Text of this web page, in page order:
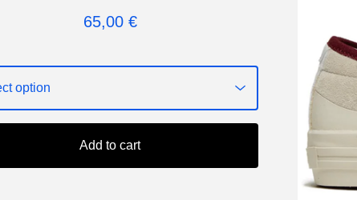
65,00 €
Add to cart